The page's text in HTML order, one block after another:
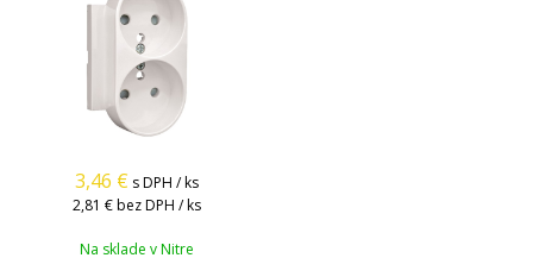
3,46 € s DPH / ks
2,81 € bez DPH / ks
Na sklade v Nitre